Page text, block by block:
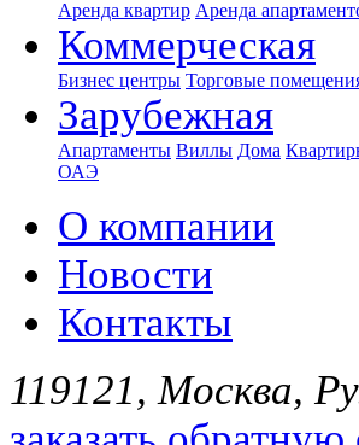
Аренда квартир Аренда
Коммерческая
Бизнес центры Торговые
Зарубежная
Апартаменты Виллы Дома
ОАЭ
О компании
Новости
Контакты
119121, Москва,